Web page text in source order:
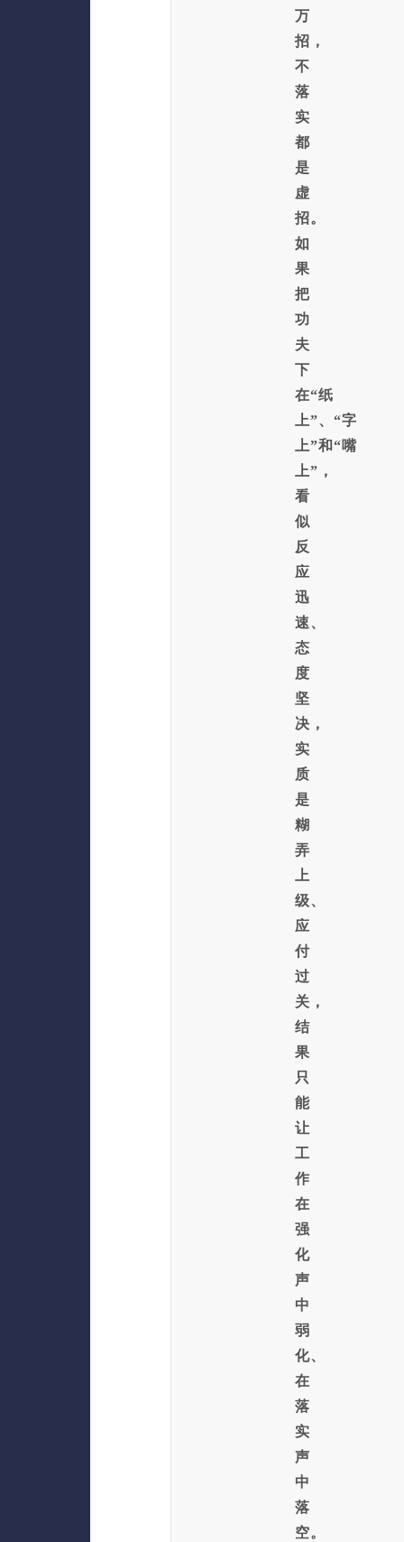
万
招，
不
落
实
都
是
虚
招。
如
果
把
功
夫
下
在“纸
上”、“字
上”和“嘴
上”，
看
似
反
应
迅
速、
态
度
坚
决，
实
质
是
糊
弄
上
级、
应
付
过
关，
结
果
只
能
让
工
作
在
强
化
声
中
弱
化、
在
落
实
声
中
落
空。